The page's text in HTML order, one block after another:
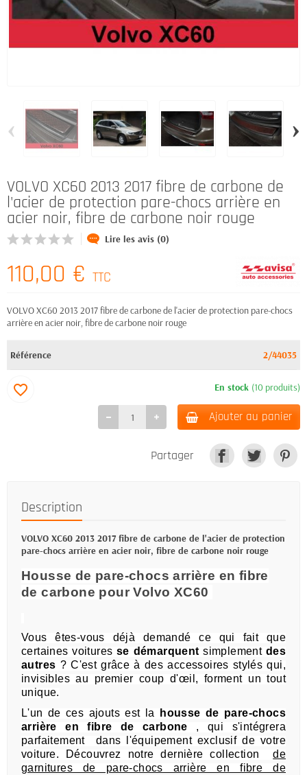
‹ ›
VOLVO XC60 2013 2017 fibre de carbone de
l'acier de protection pare-chocs arrière en
acier noir, fibre de carbone noir rouge
Lire les avis (0)
110,00 € TTC
VOLVO XC60 2013 2017 fibre de carbone de l'acier de protection pare-chocs
arrière en acier noir, fibre de carbone noir rouge
Référence 2/44035
En stock (10 produits)
Ajouter au panier
favorite_border
Partager
Description
VOLVO XC60 2013 2017 fibre de carbone de l'acier de protection
pare-chocs arrière en acier noir, fibre de carbone noir rouge
Housse de pare-chocs arrière en fibre
de carbone pour Volvo XC60
Vous êtes-vous déjà demandé ce qui fait que
certaines voituresse démarquent simplement des
autres ?C'est grâce à des accessoires stylés qui,
invisibles au premier coup d'œil, forment un tout
unique.
L'un de ces ajouts est la
housse de pare-chocs
arrière en fibre de carbone , qui s'intégrera
parfaitement dans l'équipement exclusif de votre
voiture.
Découvrez notre dernière collectionde
garnitures de pare-chocs arrière en fibre de